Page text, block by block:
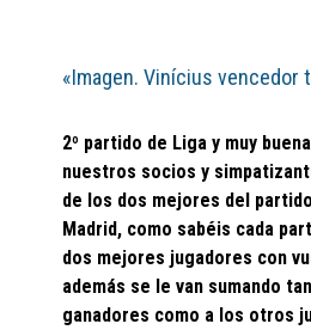
«Imagen. Vinícius vencedor
2º partido de Liga y muy
nuestros socios y
de los dos mejores del
Madrid, como sabéis cada
dos mejores jugadores con
además se le van sumando
ganadores como a los otros